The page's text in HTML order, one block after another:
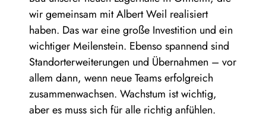
wir gemeinsam mit Albert Weil realisiert
haben. Das war eine große Investition und ein
wichtiger Meilenstein. Ebenso spannend sind
Standorterweiterungen und Übernahmen – vor
allem dann, wenn neue Teams erfolgreich
zusammenwachsen. Wachstum ist wichtig,
aber es muss sich für alle richtig anfühlen.